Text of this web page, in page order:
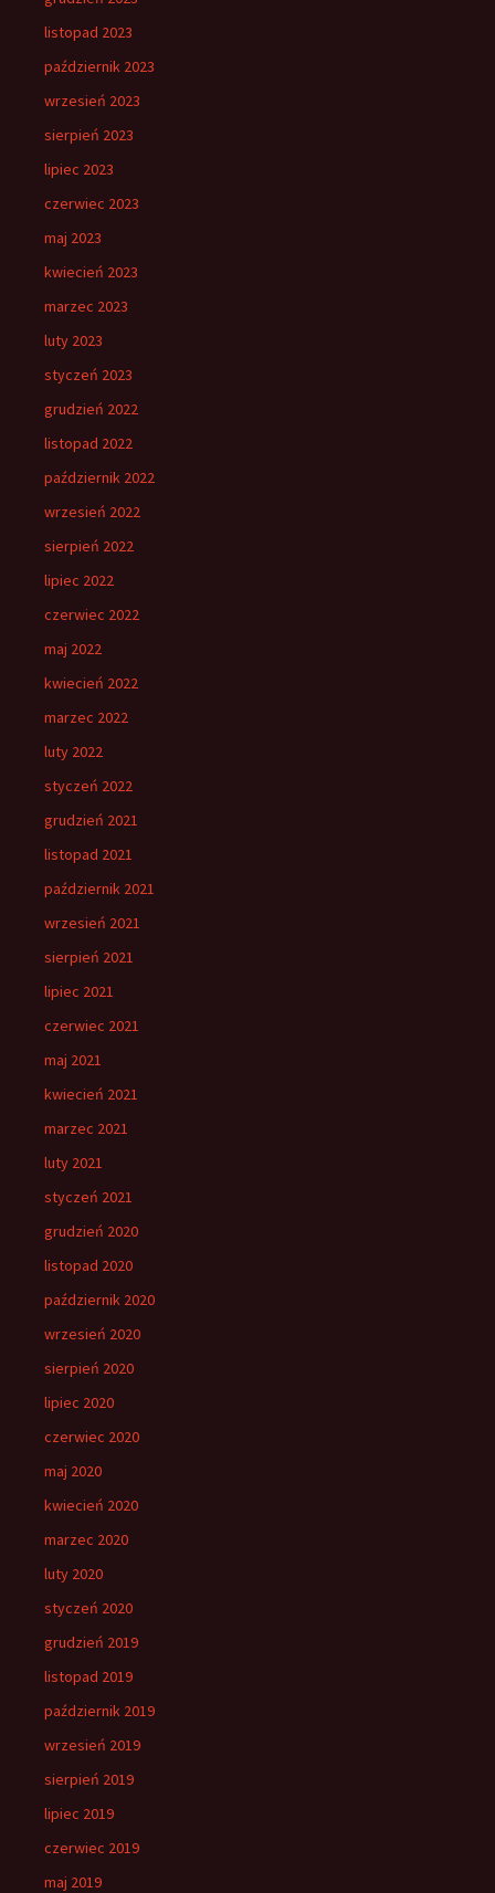
listopad 2023
październik 2023
wrzesień 2023
sierpień 2023
lipiec 2023
czerwiec 2023
maj 2023
kwiecień 2023
marzec 2023
luty 2023
styczeń 2023
grudzień 2022
listopad 2022
październik 2022
wrzesień 2022
sierpień 2022
lipiec 2022
czerwiec 2022
maj 2022
kwiecień 2022
marzec 2022
luty 2022
styczeń 2022
grudzień 2021
listopad 2021
październik 2021
wrzesień 2021
sierpień 2021
lipiec 2021
czerwiec 2021
maj 2021
kwiecień 2021
marzec 2021
luty 2021
styczeń 2021
grudzień 2020
listopad 2020
październik 2020
wrzesień 2020
sierpień 2020
lipiec 2020
czerwiec 2020
maj 2020
kwiecień 2020
marzec 2020
luty 2020
styczeń 2020
grudzień 2019
listopad 2019
październik 2019
wrzesień 2019
sierpień 2019
lipiec 2019
czerwiec 2019
maj 2019